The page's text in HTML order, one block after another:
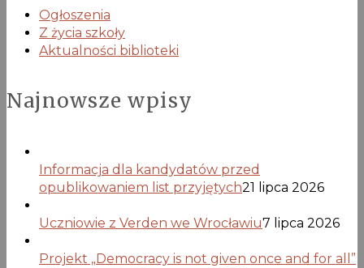
Ogłoszenia
Z życia szkoły
Aktualności biblioteki
Najnowsze wpisy
Informacja dla kandydatów przed
opublikowaniem list przyjętych21 lipca 2026
Uczniowie z Verden we Wrocławiu7 lipca 2026
Projekt „Democracy is not given once and for all”